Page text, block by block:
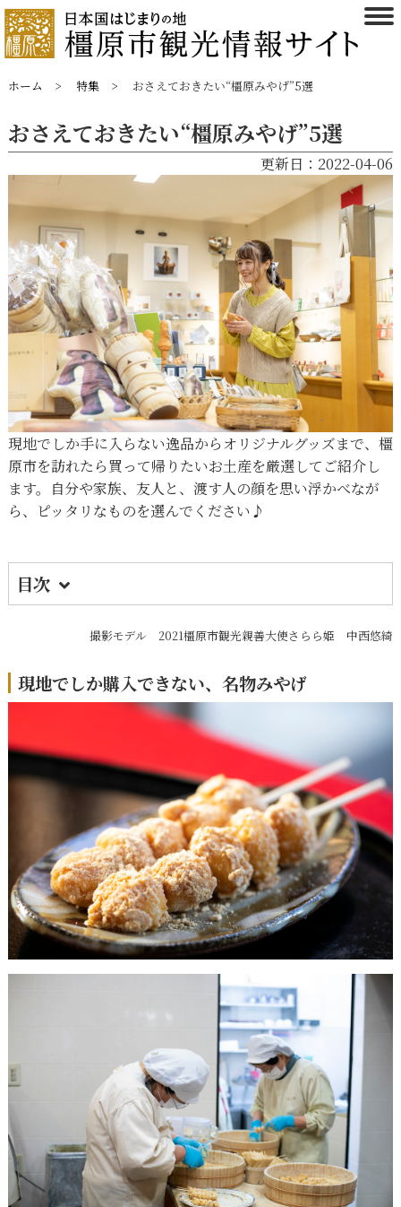
ホーム 特集 おさえておきたい“橿原みやげ”5選
おさえておきたい“橿原みやげ”5選
更新日：2022-04-06
現地でしか手に入らない逸品からオリジナルグッズまで、橿
原市を訪れたら買って帰りたいお土産を厳選してご紹介し
ます。自分や家族、友人と、渡す人の顔を思い浮かべなが
ら、ピッタリなものを選んでください♪
目次
1. 現地でしか購入できない、名物みやげ
店舗オリジナル！注目みやげ
も！
橿原のお土産が勢ぞろい！
撮影モデル 2021橿原市観光親善大使さらら姫 中西悠綺
現地でしか購入できない、名物みやげ